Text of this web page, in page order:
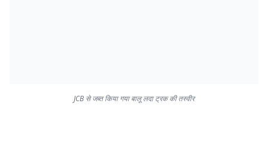
JCB से जब्त किया गया बालू लदा ट्रक की तस्वीर